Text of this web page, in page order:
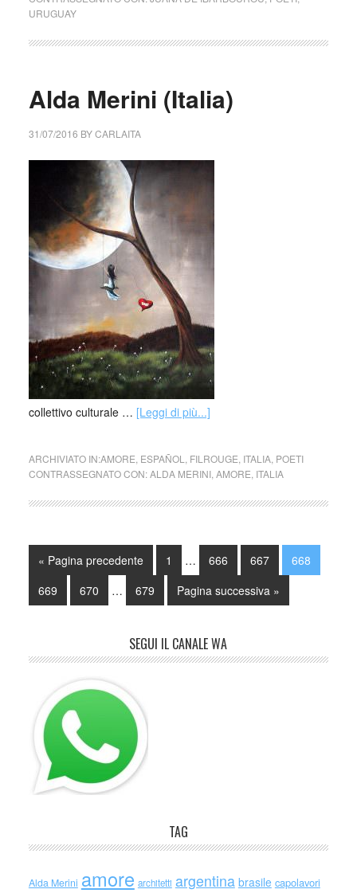
URUGUAY
Alda Merini (Italia)
31/07/2016 BYCARLAITA
collettivo culturale … [Leggi di più...]
ARCHIVIATO IN:AMORE ESPAÑOL FILROUGE ITALIA, POETI
CONTRASSEGNATO CON:ALDA MERINI, AMORE ITALIA
« Pagina precedente 1 … 666 667
668
669
670 … 679 Pagina successiva »
SEGUI IL CANALE WA
TAG
Alda Merini amore architetti argentina brasile capolavori